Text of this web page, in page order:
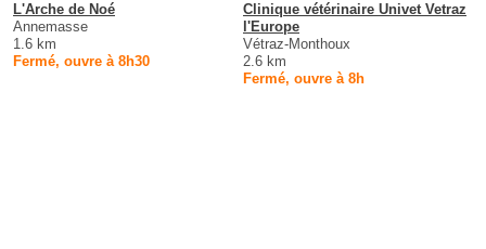
L'Arche de Noé
Annemasse
1.6 km
Fermé, ouvre à 8h30
Clinique vétérinaire Univet Vetraz
l'Europe
Vétraz-Monthoux
2.6 km
Fermé, ouvre à 8h